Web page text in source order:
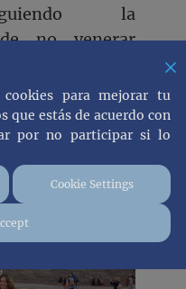
la
no venerar
para mejorar tu
que estás de acuerdo con
por no participar si lo
Cookie Settings